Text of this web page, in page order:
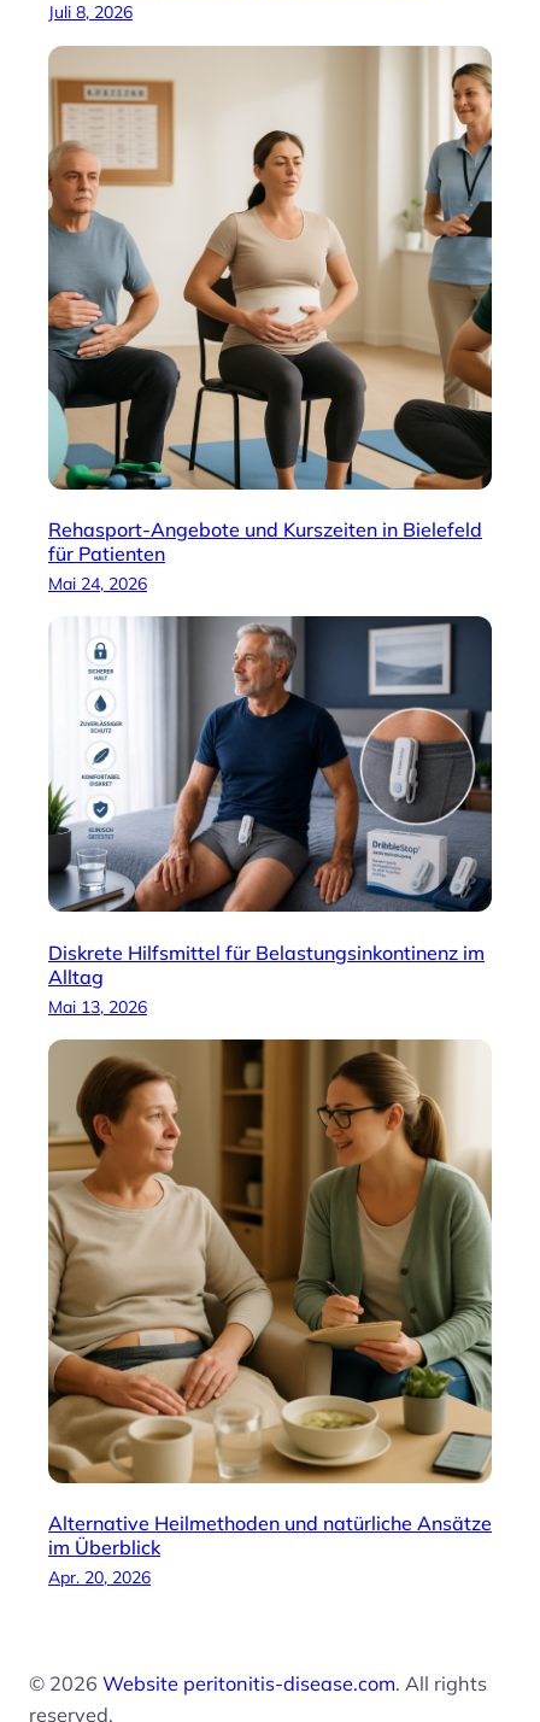
Juli 8, 2026
Rehasport-Angebote und Kurszeiten in Bielefeld
für Patienten
Mai 24, 2026
Diskrete Hilfsmittel für Belastungsinkontinenz im
Alltag
Mai 13, 2026
Alternative Heilmethoden und natürliche Ansätze
im Überblick
Apr. 20, 2026
© 2026 Website peritonitis-disease.com. All rights
reserved.